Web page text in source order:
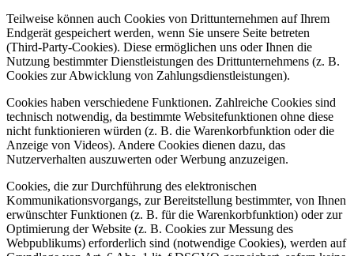
Teilweise können auch Cookies von Drittunternehmen auf Ihrem
Endgerät gespeichert werden, wenn Sie unsere Seite betreten
(Third-Party-Cookies). Diese ermöglichen uns oder Ihnen die
Nutzung bestimmter Dienstleistungen des Drittunternehmens (z. B.
Cookies zur Abwicklung von Zahlungsdienstleistungen).
Cookies haben verschiedene Funktionen. Zahlreiche Cookies sind
technisch notwendig, da bestimmte Websitefunktionen ohne diese
nicht funktionieren würden (z. B. die Warenkorbfunktion oder die
Anzeige von Videos). Andere Cookies dienen dazu, das
Nutzerverhalten auszuwerten oder Werbung anzuzeigen.
Cookies, die zur Durchführung des elektronischen
Kommunikationsvorgangs, zur Bereitstellung bestimmter, von Ihnen
erwünschter Funktionen (z. B. für die Warenkorbfunktion) oder zur
Optimierung der Website (z. B. Cookies zur Messung des
Webpublikums) erforderlich sind (notwendige Cookies), werden auf